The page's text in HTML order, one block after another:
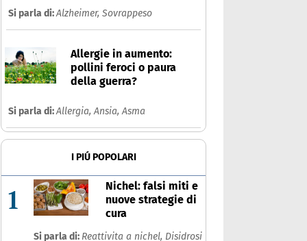
Eritema solare
Che cos'è
Si parla di:Alzheimer, Sovrappeso
Allergie in aumento:
pollini feroci o paura
della guerra?
Si parla di:Allergia,Ansia,Asma
I PIÚ POPOLARI
1
Nichel: falsi miti e
nuove strategie di
cura
Si parla di: Reattivita a nichel, Disidrosi